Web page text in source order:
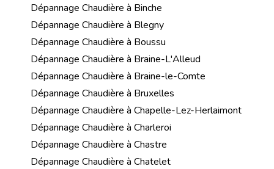
Dépannage Chaudière à Binche
Dépannage Chaudière à Blegny
Dépannage Chaudière à Boussu
Dépannage Chaudière à Braine-L'Alleud
Dépannage Chaudière à Braine-le-Comte
Dépannage Chaudière à Bruxelles
Dépannage Chaudière à Chapelle-Lez-Herlaimont
Dépannage Chaudière à Charleroi
Dépannage Chaudière à Chastre
Dépannage Chaudière à Chatelet